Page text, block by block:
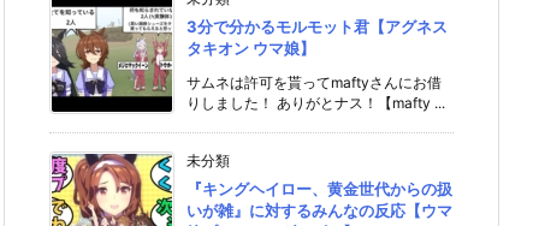
3分で分かるモルモット君【アグネス
タキオン ウマ娘】
サムネは許可を貰ってmaftyさんにお借
りしました！ ありがとナス！【mafty ...
未分類
『キングヘイロー、黄金世代からの扱
いが雑』に対するみんなの反応【ウマ